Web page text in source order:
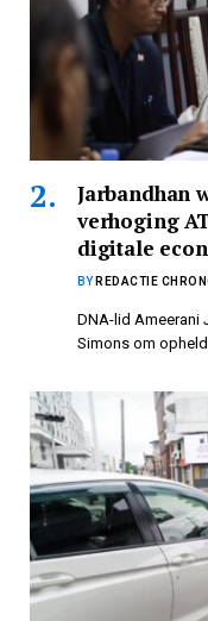
Jarbandhan
verhoging
digitale
BY REDACTIE
DNA-lid Ameerani
Simons om